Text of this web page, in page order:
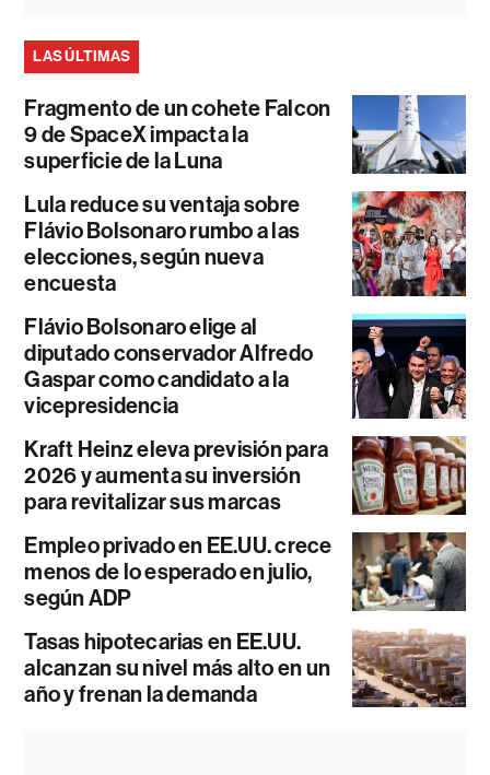
LAS ÚLTIMAS
Fragmento de un cohete Falcon
9 de SpaceX impacta la
superficie de la Luna
Lula reduce su ventaja sobre
Flávio Bolsonaro rumbo a las
elecciones, según nueva
encuesta
Flávio Bolsonaro elige al
diputado conservador Alfredo
Gaspar como candidato a la
vicepresidencia
Kraft Heinz eleva previsión para
2026 y aumenta su inversión
para revitalizar sus marcas
Empleo privado en EE.UU. crece
menos de lo esperado en julio,
según ADP
Tasas hipotecarias en EE.UU.
alcanzan su nivel más alto en un
año y frenan la demanda